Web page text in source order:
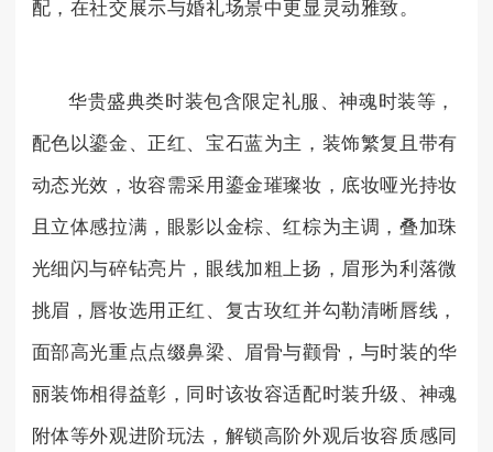
配，在社交展示与婚礼场景中更显灵动雅致。
华贵盛典类时装包含限定礼服、神魂时装等，
配色以鎏金、正红、宝石蓝为主，装饰繁复且带有
动态光效，妆容需采用鎏金璀璨妆，底妆哑光持妆
且立体感拉满，眼影以金棕、红棕为主调，叠加珠
光细闪与碎钻亮片，眼线加粗上扬，眉形为利落微
挑眉，唇妆选用正红、复古玫红并勾勒清晰唇线，
面部高光重点点缀鼻梁、眉骨与颧骨，与时装的华
丽装饰相得益彰，同时该妆容适配时装升级、神魂
附体等外观进阶玩法，解锁高阶外观后妆容质感同